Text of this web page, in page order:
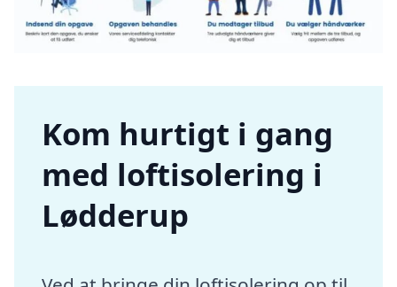
Kom hurtigt i gang
med loftisolering i
Lødderup